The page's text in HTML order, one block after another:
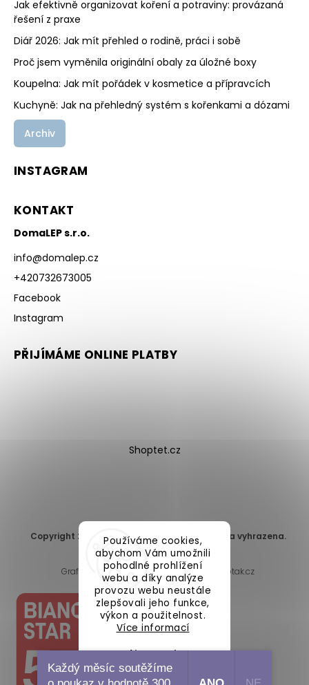
Používáme cookies,
abychom Vám umožnili
pohodlné prohlížení
webu a díky analýze
provozu webu neustále
zlepšovali jeho funkce,
výkon a použitelnost.
Více informací
Nastavení
Jak efektivně organizovat koření a potraviny: provázaná
řešení z praxe
Diář 2026: Jak mít přehled o rodině, práci i sobě
Proč jsem vyměnila originální obaly za úložné boxy
Koupelna: Jak mít pořádek v kosmetice a přípravcích
Kuchyně: Jak na přehledný systém s kořenkami a dózami
Archiv
INSTAGRAM
KONTAKT
DomaLEP s.r.o.
info@domalep.cz
+420732673005
Facebook
Instagram
PŘIJÍMÁME ONLINE PLATBY
Shoptet.cz
Copyright 2026 DomaLEP s.r.o. . Všechna práva vyhrazena.
Upravit nastavení cookies
Grafický návrh vytvořil a nakódoval
Shoptak.cz
Každý měsíc soutěžíme